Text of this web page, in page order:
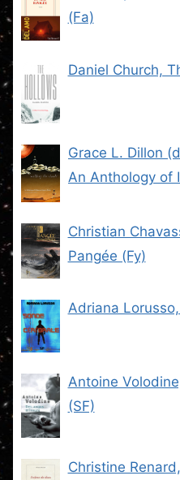
(Fa)
Daniel Church,
Grace L. Dillon
An Anthology of
Christian
Pangée (Fy)
Adriana
Antoine
(SF)
Christine